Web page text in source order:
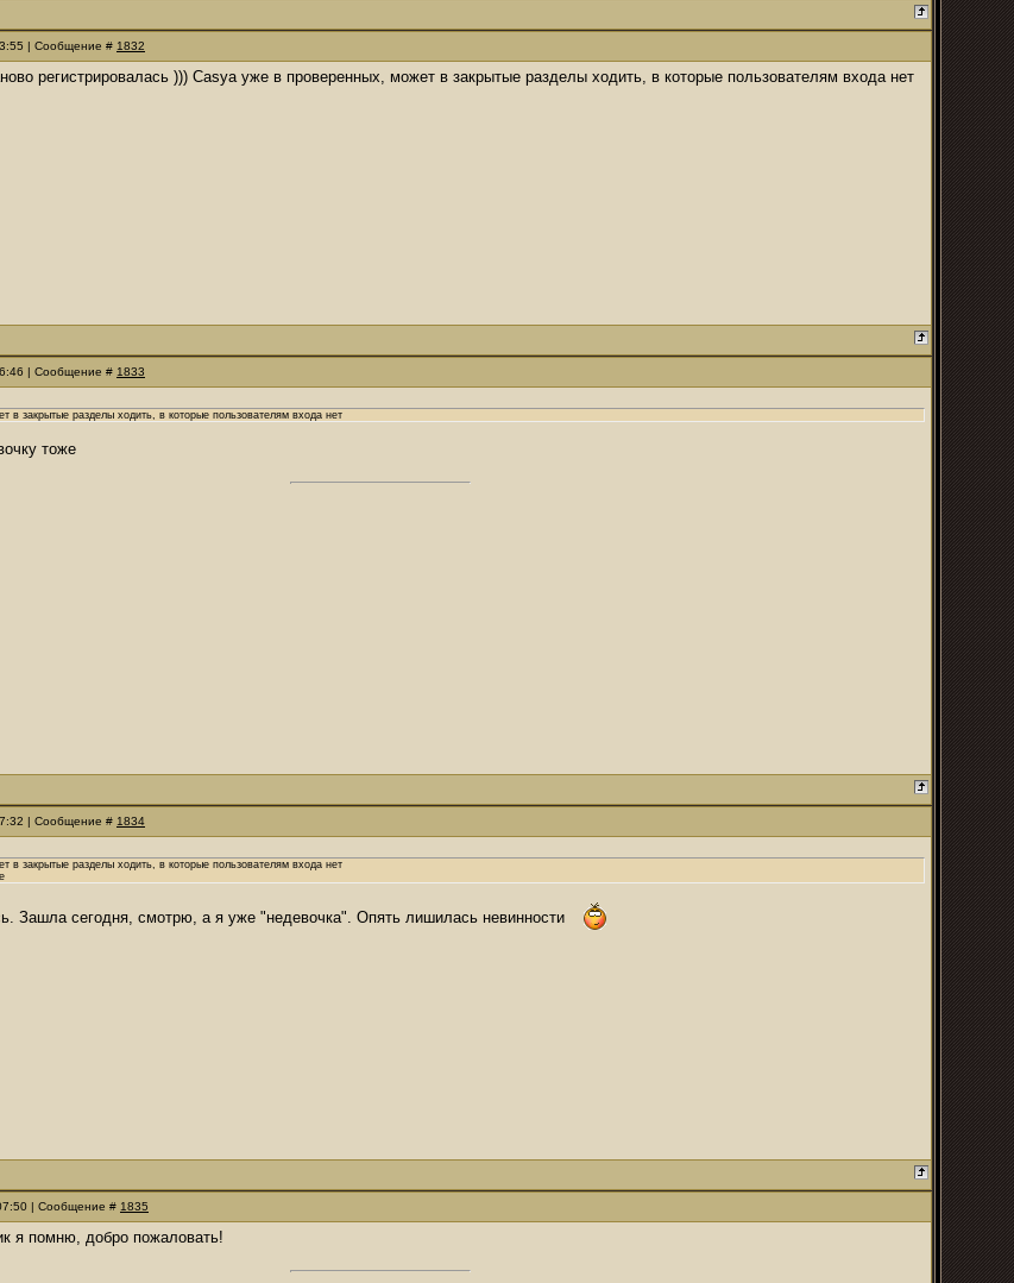
| Сообщение # 1832
регистрировалась ))) Casya уже в проверенных, может в закрытые разделы ходить, в которые пользователям входа нет
| Сообщение # 1833
в закрытые разделы ходить, в которые пользователям входа нет
тоже
| Сообщение # 1834
в закрытые разделы ходить, в которые пользователям входа нет
Зашла сегодня, смотрю, а я уже "недевочка". Опять лишилась невинности
| Сообщение # 1835
я помню, добро пожаловать!